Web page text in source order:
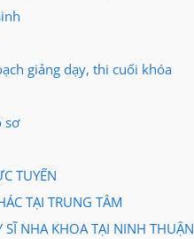
giảng dạy, thi cuối khóa
sơ
TUYẾN
TẠI TRUNG TÂM
NHA KHOA TẠI NINH THUẬN